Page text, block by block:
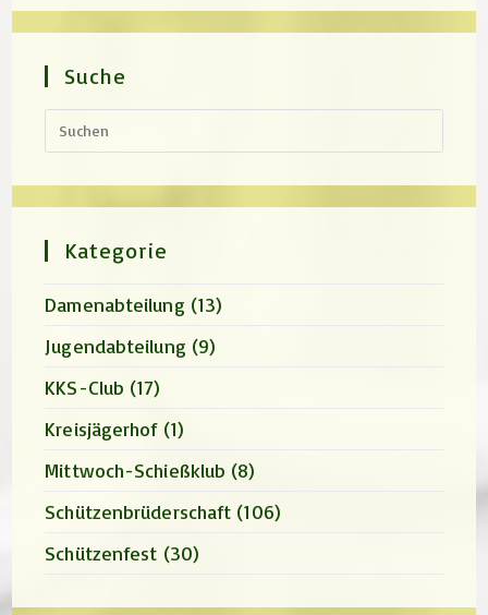
Suche
Kategorie
Damenabteilung (13)
Jugendabteilung (9)
KKS-Club (17)
Kreisjägerhof (1)
Mittwoch-Schießklub (8)
Schützenbrüderschaft (106)
Schützenfest (30)